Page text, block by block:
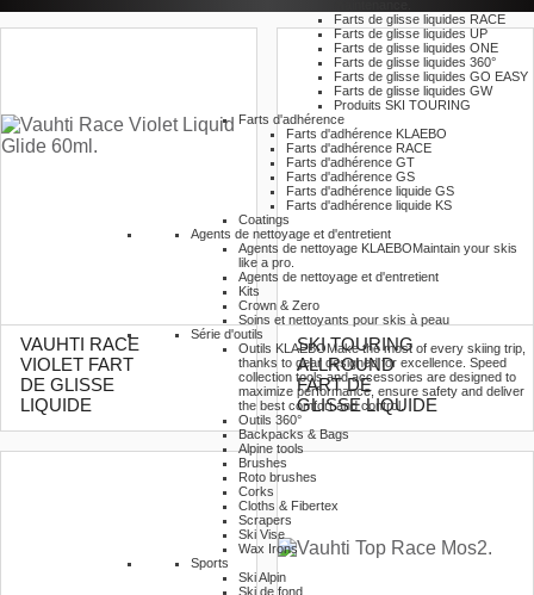
Farts de glisse liquides RACE
Farts de glisse liquides UP
Farts de glisse liquides ONE
Farts de glisse liquides 360°
Farts de glisse liquides GO EASY
Farts de glisse liquides GW
Produits SKI TOURING
Farts d'adhérence
Farts d'adhérence KLAEBO
Farts d'adhérence RACE
Farts d'adhérence GT
Farts d'adhérence GS
Farts d'adhérence liquide GS
Farts d'adhérence liquide KS
Coatings
Agents de nettoyage et d'entretient
Agents de nettoyage KLAEBOMaintain your skis
like a pro.
Agents de nettoyage et d'entretient
Kits
Crown & Zero
Soins et nettoyants pour skis à peau
Série d'outils
Outils KLAEBOMake the most of every skiing trip,
thanks to gear designed for excellence. Speed
collection tools and accessories are designed to
maximize performance, ensure safety and deliver
the best comfort and control.
Outils 360°
Backpacks & Bags
Alpine tools
Brushes
Roto brushes
Corks
Cloths & Fibertex
Scrapers
Ski Vise
Wax Irons
Sports
Ski Alpin
Ski de fond
VAUHTI RACE
VIOLET FART
DE GLISSE
LIQUIDE
SKI TOURING
ALLROUND
FART DE
GLISSE LIQUIDE